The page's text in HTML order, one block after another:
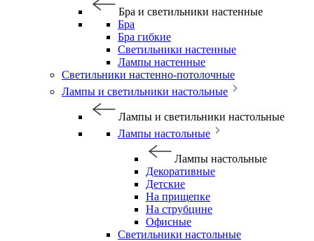
Бра и светильники настенные
Бра
Бра гибкие
Светильники настенные
Лампы настенные
Светильники настенно-потолочные
Лампы и светильники настольные
Лампы и светильники настольные
Лампы настольные
Лампы настольные
Декоративные
Детские
На прищепке
На струбцине
Офисные
Светильники настольные